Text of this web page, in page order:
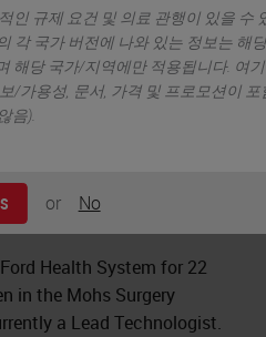
인 규제 요건 및 의료 관행이 있을 수
각 국가 버전에 나와 있는 정보는 해당
해당 국가/지역에만 적용됩니다. 여
/가용성, 문서, 가격 및 프로모션이 포
음).
or No
Health System for 22
in the Mohs Surgery
a Lead Technologist.